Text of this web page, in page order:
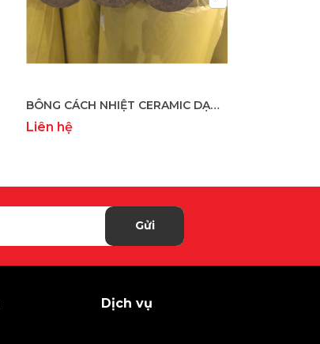
BÔNG CÁCH NHIỆT CERAMIC DẠNG ỐNG
Liên hệ
Gửi
Dịch vụ